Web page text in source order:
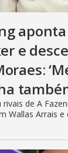
e
de A
Wallas Arrais